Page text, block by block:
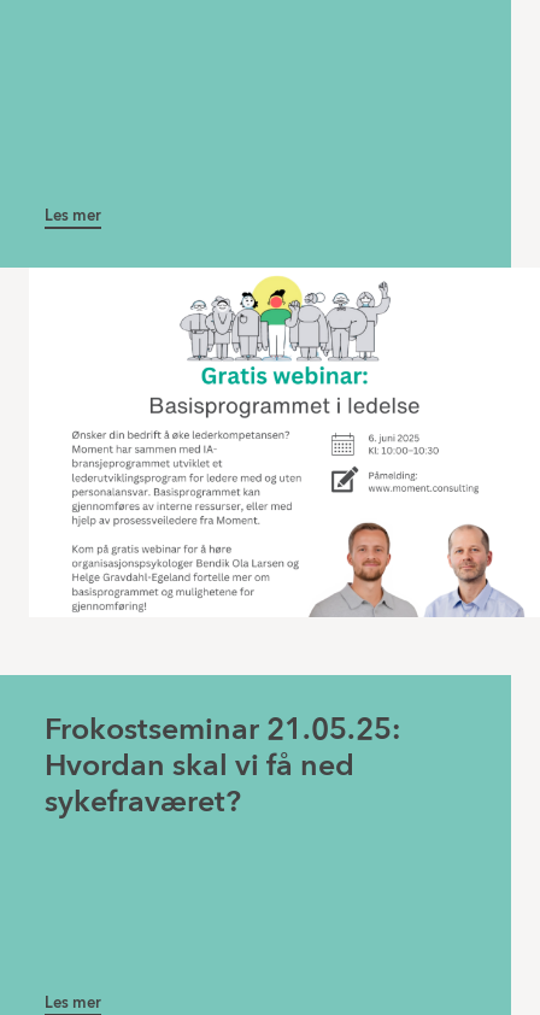
Les mer
Frokostseminar 21.05.25:
Hvordan skal vi få ned
sykefraværet?
Les mer